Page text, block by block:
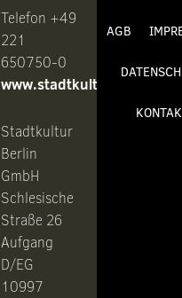
Telefon +49
221
650750-0
www.stadtkultur.de
Stadtkultur
Berlin
GmbH
Schlesische
Straße 26
Aufgang
D/EG
10997
AGB